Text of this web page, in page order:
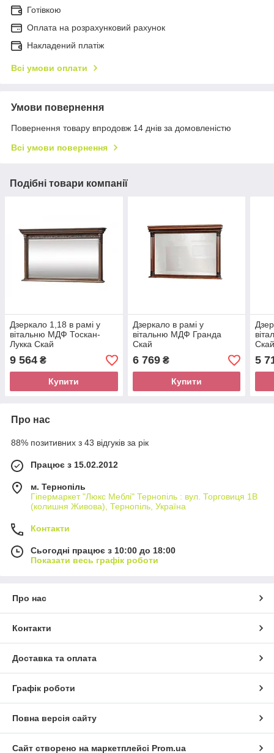
Готівкою
Оплата на розрахунковий рахунок
Накладений платіж
Всі умови оплати
Умови повернення
Повернення товару впродовж 14 днів за домовленістю
Всі умови повернення
Подібні товари компанії
Дзеркало 1,18 в рамі у
вітальню МДФ Тоскан-
Лукка Скай
9 564 ₴
Купити
Дзеркало в рамі у
вітальню МДФ Гранда
Скай
6 769₴
Купити
5
Про нас
88% позитивних з 43 відгуків за рік
Працює з 15.02.2012
м. Тернопіль
Гіпермаркет "Люкс Меблі" Тернопіль : вул. Торговиця 1В
(колишня Живова), Тернопіль, Україна
Контакти
Сьогодні працює з 10:00 до 18:00
Показати весь графік роботи
Про нас
Контакти
Доставка та оплата
Графік роботи
Повна версія сайту
Сайт створено на маркетплейсі Prom.ua